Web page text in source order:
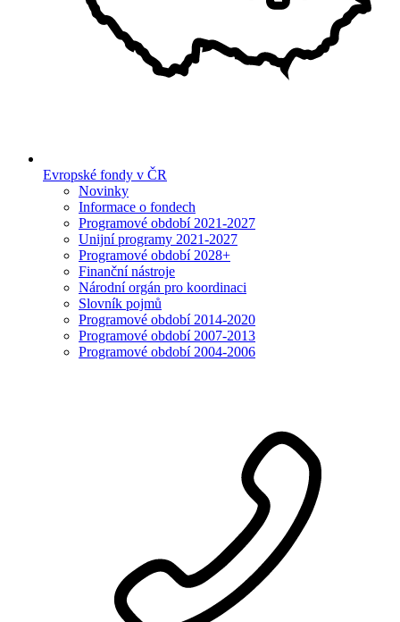
Evropské fondy v ČR
Novinky
Informace o fondech
Programové období 2021-2027
Unijní programy 2021-2027
Programové období 2028+
Finanční nástroje
Národní orgán pro koordinaci
Slovník pojmů
Programové období 2014-2020
Programové období 2007-2013
Programové období 2004-2006